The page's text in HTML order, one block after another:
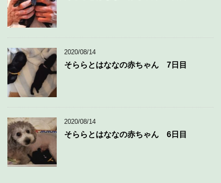
2020/08/14
そららとはななの赤ちゃん 7日目
2020/08/14
そららとはななの赤ちゃん 6日目